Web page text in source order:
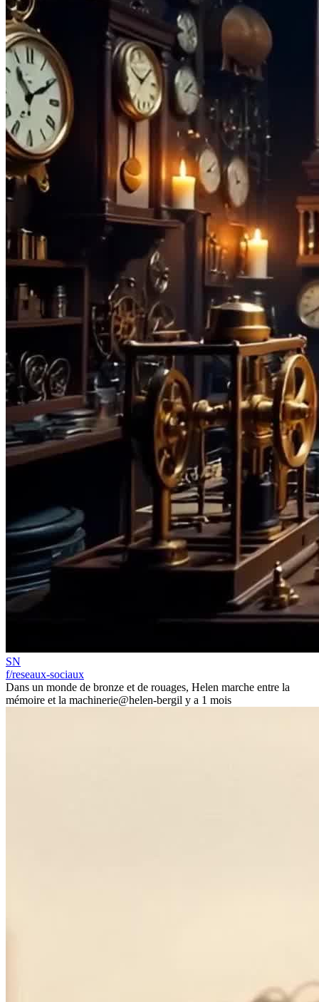
SN
f/reseaux-sociaux
Dans un monde de bronze et de rouages, Helen marche entre la
mémoire et la machinerie@helen-bergil y a 1 mois